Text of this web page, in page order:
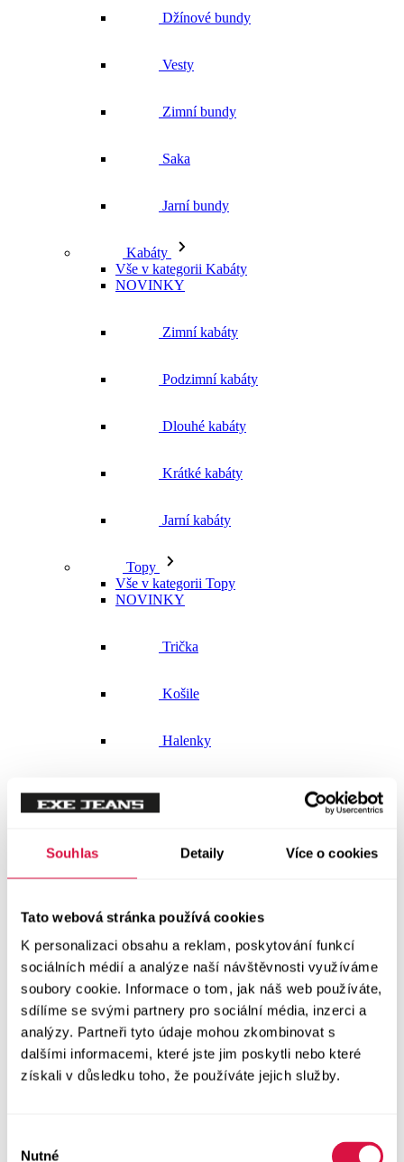
Souhlas Detaily Více o cookies
Tato webová stránka používá cookies
K personalizaci obsahu a reklam, poskytování funkcí
sociálních médií a analýze naší návštěvnosti využíváme
soubory cookie. Informace o tom, jak náš web používáte,
sdílíme se svými partnery pro sociální média, inzerci a
analýzy. Partneři tyto údaje mohou zkombinovat s
dalšími informacemi, které jste jim poskytli nebo které
získali v důsledku toho, že používáte jejich služby.
Nutné
Džínové bundy
Vesty
Zimní bundy
Saka
Jarní bundy
Kabáty
Vše v kategorii Kabáty
NOVINKY
Zimní kabáty
Podzimní kabáty
Dlouhé kabáty
Krátké kabáty
Jarní kabáty
Topy
Vše v kategorii Topy
NOVINKY
Trička
Košile
Halenky
Vše v kategorii Svetry a mikiny
Mikiny
Svetry
Šaty a sukně
Vše v kategorii Šaty a sukně
NOVINKY
Letní šaty